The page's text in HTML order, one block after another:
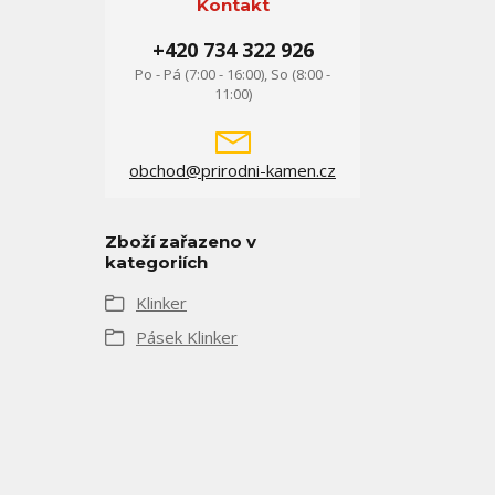
Kontakt
+420 734 322 926
Po - Pá (7:00 - 16:00), So (8:00 -
11:00)
obchod@prirodni-kamen.cz
Zboží zařazeno v
kategoriích
Klinker
Pásek Klinker